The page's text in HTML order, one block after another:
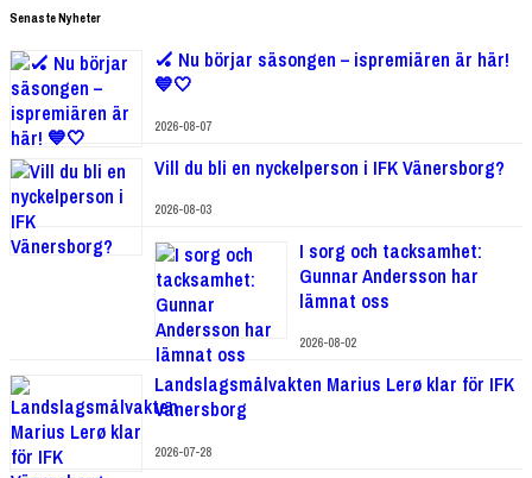
Senaste Nyheter
🏑 Nu börjar säsongen – ispremiären är här!
💙🤍
2026-08-07
Vill du bli en nyckelperson i IFK Vänersborg?
2026-08-03
I sorg och tacksamhet:
Gunnar Andersson har
lämnat oss
2026-08-02
Landslagsmålvakten Marius Lerø klar för IFK
Vänersborg
2026-07-28